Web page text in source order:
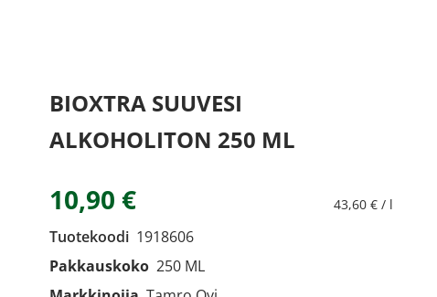
BIOXTRA SUUVESI
ALKOHOLITON 250 ML
10,90 € 43,60 € / l
Tuotekoodi 1918606
Pakkauskoko 250 ML